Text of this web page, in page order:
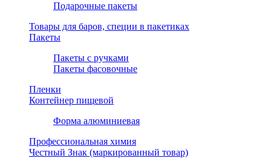
Подарочные пакеты
Товары для баров, специи в пакетиках
Пакеты
Пакеты с ручками
Пакеты фасовочные
Пленки
Контейнер пищевой
Форма алюминиевая
Профессиональная химия
Честный Знак (маркированный товар)